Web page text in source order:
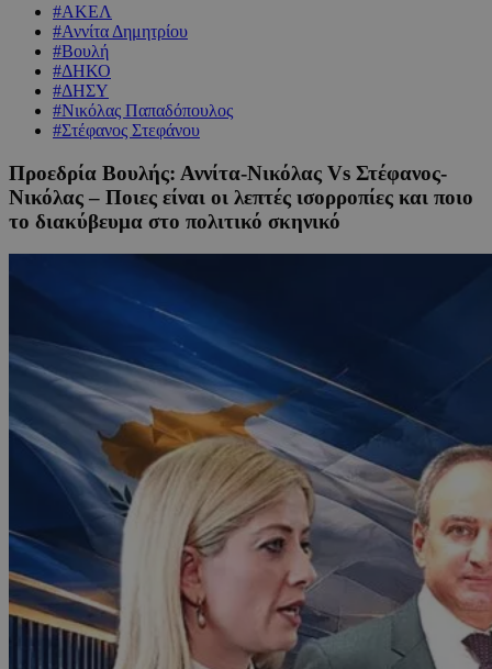
#ΑΚΕΛ
#Αννίτα Δημητρίου
#Βουλή
#ΔΗΚΟ
#ΔΗΣΥ
#Νικόλας Παπαδόπουλος
#Στέφανος Στεφάνου
Προεδρία Βουλής: Αννίτα-Νικόλας Vs Στέφανος-
Νικόλας – Ποιες είναι οι λεπτές ισορροπίες και ποιο
το διακύβευμα στο πολιτικό σκηνικό